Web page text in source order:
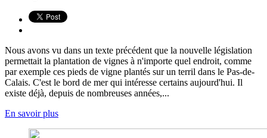
Nous avons vu dans un texte précédent que la nouvelle législation
permettait la plantation de vignes à n'importe quel endroit, comme
par exemple ces pieds de vigne plantés sur un terril dans le Pas-de-
Calais. C'est le bord de mer qui intéresse certains aujourd'hui. Il
existe déjà, depuis de nombreuses années,...
En savoir plus